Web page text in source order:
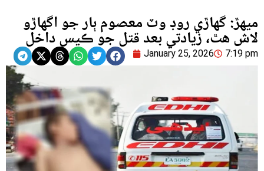
ميهڙ: گهاڙي روڊ وٽ معصوم ٻار جو اگهاڙو
لاش هٿ، زيادتي بعد قتل جو ڪيس داخل
January 25, 2026 7:19 pm